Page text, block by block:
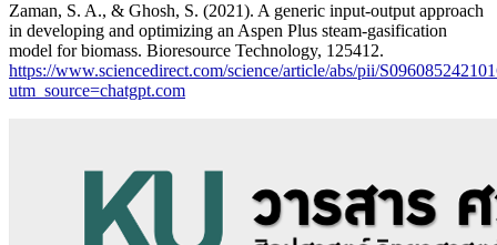
Zaman, S. A., & Ghosh, S. (2021). A generic input-output approach
in developing and optimizing an Aspen Plus steam-gasification
model for biomass. Bioresource Technology, 125412.
https://www.sciencedirect.com/science/article/abs/pii/
utm_source=chatgpt.com